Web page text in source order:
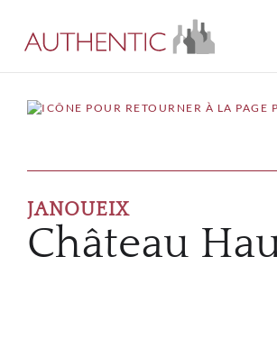
JANOUEIX
Château